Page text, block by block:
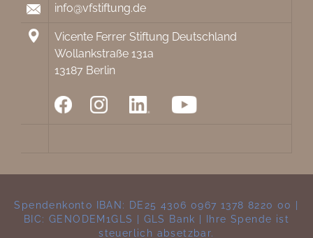
info@vfstiftung.de
Vicente Ferrer Stiftung Deutschland
Wollankstraße 131a
13187 Berlin
Spendenkonto IBAN: DE25 4306 0967 1378 8220 00 |
BIC: GENODEM1GLS | GLS Bank | Ihre Spende ist
steuerlich absetzbar.